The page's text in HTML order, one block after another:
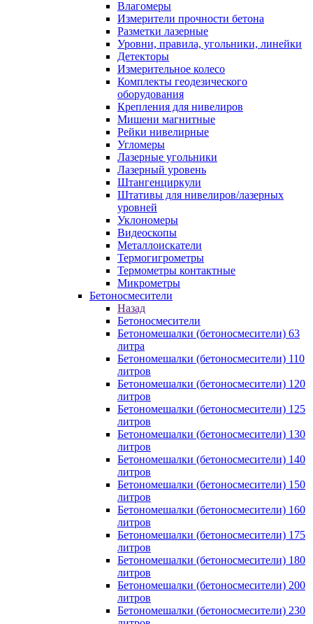
Влагомеры
Измерители прочности бетона
Разметки лазерные
Уровни, правила, угольники, линейки
Детекторы
Измерительное колесо
Комплекты геодезического
оборудования
Крепления для нивелиров
Мишени магнитные
Рейки нивелирные
Угломеры
Лазерные угольники
Лазерный уровень
Штангенциркули
Штативы для нивелиров/лазерных
уровней
Уклономеры
Видеоскопы
Металлоискатели
Термогигрометры
Термометры контактные
Микрометры
Бетоносмесители
Назад
Бетоносмесители
Бетономешалки (бетоносмесители) 63
литра
Бетономешалки (бетоносмесители) 110
литров
Бетономешалки (бетоносмесители) 120
литров
Бетономешалки (бетоносмесители) 125
литров
Бетономешалки (бетоносмесители) 130
литров
Бетономешалки (бетоносмесители) 140
литров
Бетономешалки (бетоносмесители) 150
литров
Бетономешалки (бетоносмесители) 160
литров
Бетономешалки (бетоносмесители) 175
литров
Бетономешалки (бетоносмесители) 180
литров
Бетономешалки (бетоносмесители) 200
литров
Бетономешалки (бетоносмесители) 230